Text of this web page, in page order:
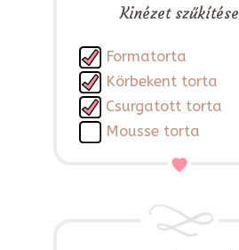
Kinézet szűkítése
Formatorta
Körbekent torta
Csurgatott torta
Mousse torta